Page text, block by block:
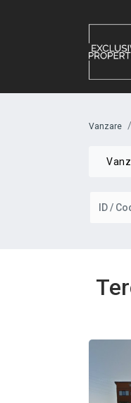
Vanzare